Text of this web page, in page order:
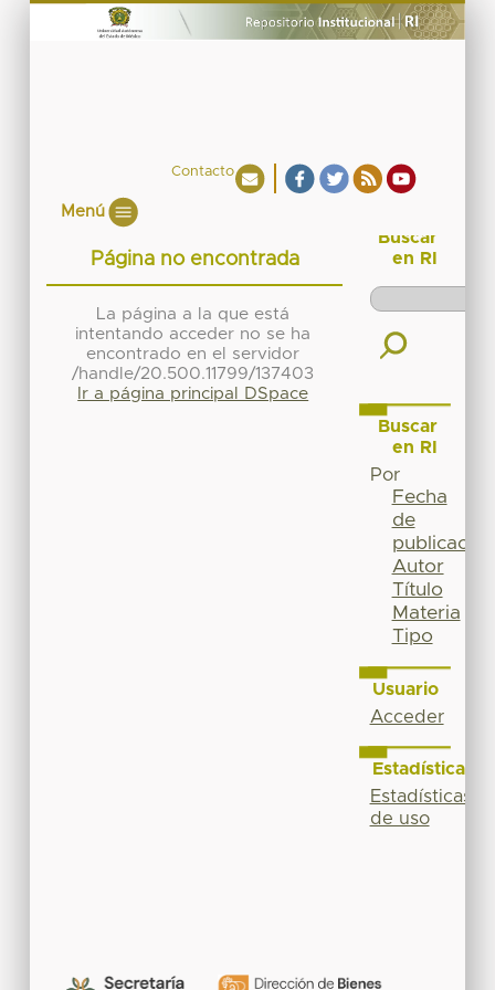
Contacto
Menú
Página no encontrada
La página a la que está
intentando acceder no se ha
encontrado en el servidor
/handle/20.500.11799/137403
Ir a página principal DSpace
Buscar
en RI
Buscar
en RI
Por
Fecha
de
publicación
Autor
Título
Materia
Tipo
Usuario
Acceder
Estadísticas
Estadísticas
de uso